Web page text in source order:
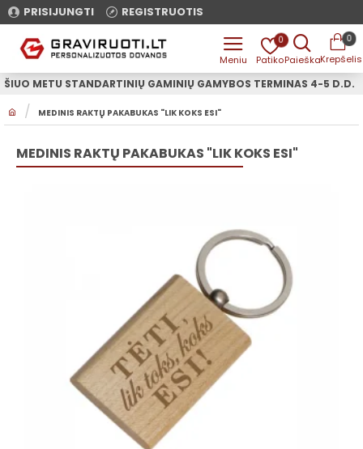
PRISIJUNGTI REGISTRUOTIS
0 0
O
E
MEDINIS RAKTŲ PAKABUKAS "LIK KOKS ESI"
ŠIUO METU STANDARTINIŲ GAMINIŲ GAMYBOS TERMINAS 4-5 D.D.
MEDINIS RAKTŲ PAKABUKAS "LIK KOKS ESI"